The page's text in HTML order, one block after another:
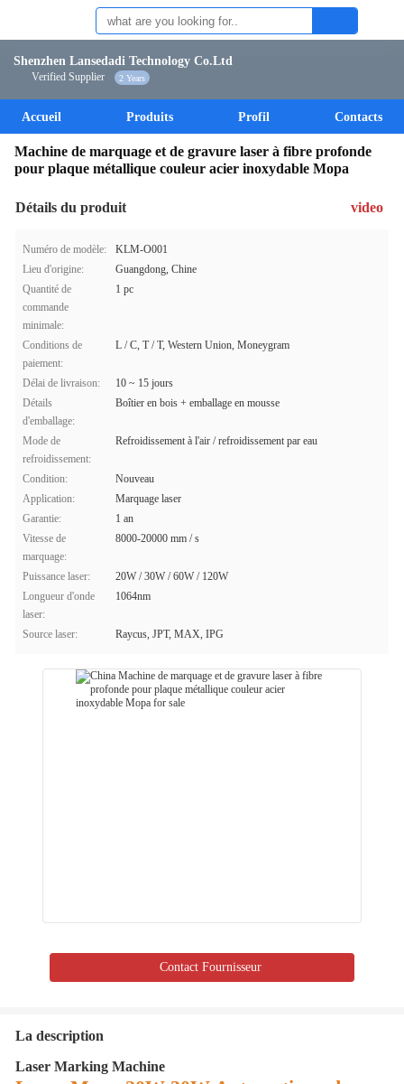
Shenzhen Lansedadi Technology Co.Ltd
Verified Supplier 2 Years
Accueil Produits Profil Contacts
Machine de marquage et de gravure laser à fibre profonde
pour plaque métallique couleur acier inoxydable Mopa
Détails du produit video
Numéro de modèle:
KLM-O001
Lieu d'origine:
Guangdong, Chine
Quantité de
commande
minimale:
1 pc
Conditions de
paiement:
L / C, T / T, Western Union, Moneygram
Délai de livraison:
10 ~ 15 jours
Détails
d'emballage:
Boîtier en bois + emballage en mousse
Mode de
refroidissement:
Refroidissement à l'air / refroidissement par eau
Condition:
Nouveau
Application:
Marquage laser
Garantie:
1 an
Vitesse de
marquage:
8000-20000 mm / s
Puissance laser:
20W / 30W / 60W / 120W
Longueur d'onde
laser:
1064nm
Source laser: Raycus, JPT, MAX, IPG
Contact Fournisseur
La description
Laser Marking Machine